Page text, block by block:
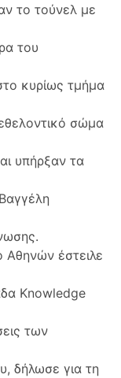
το τούνελ με
του
κυρίως τμήμα
εθελοντικό σώμα
υπήρξαν τα
Αθηνών έστειλε
Knowledge
των
δήλωσε για τη